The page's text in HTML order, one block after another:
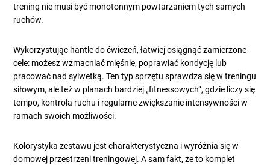
trening nie musi być monotonnym powtarzaniem tych samych
ruchów.
Wykorzystując hantle do ćwiczeń, łatwiej osiągnąć zamierzone
cele: możesz wzmacniać mięśnie, poprawiać kondycję lub
pracować nad sylwetką. Ten typ sprzętu sprawdza się w treningu
siłowym, ale też w planach bardziej „fitnessowych”, gdzie liczy się
tempo, kontrola ruchu i regularne zwiększanie intensywności w
ramach swoich możliwości.
Kolorystyka zestawu jest charakterystyczna i wyróżnia się w
domowej przestrzeni treningowej. A sam fakt, że to komplet